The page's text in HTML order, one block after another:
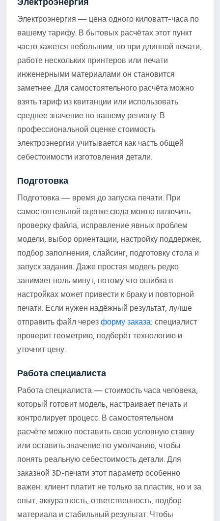
Электроэнергия — цена одного киловатт-часа по
вашему тарифу. В бытовых расчётах этот пункт
часто кажется небольшим, но при длинной печати,
работе нескольких принтеров или печати
инженерными материалами он становится
заметнее. Для самостоятельного расчёта можно
взять тариф из квитанции или использовать
среднее значение по вашему региону. В
профессиональной оценке стоимость
электроэнергии учитывается как часть общей
себестоимости изготовления детали.
Подготовка
Подготовка — время до запуска печати. При
самостоятельной оценке сюда можно включить
проверку файла, исправление явных проблем
модели, выбор ориентации, настройку поддержек,
подбор заполнения, слайсинг, подготовку стола и
запуск задания. Даже простая модель редко
занимает ноль минут, потому что ошибка в
настройках может привести к браку и повторной
печати. Если нужен надёжный результат, лучше
отправить файл через форму заказа: специалист
проверит геометрию, подберёт технологию и
уточнит цену.
Работа специалиста
Работа специалиста — стоимость часа человека,
который готовит модель, настраивает печать и
контролирует процесс. В самостоятельном
расчёте можно поставить свою условную ставку
или оставить значение по умолчанию, чтобы
понять реальную себестоимость детали. Для
заказной 3D-печати этот параметр особенно
важен: клиент платит не только за пластик, но и за
опыт, аккуратность, ответственность, подбор
материала и стабильный результат. Чтобы